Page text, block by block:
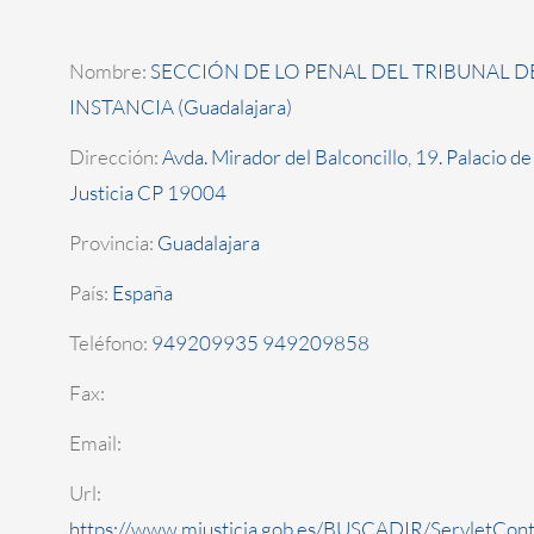
Nombre: SECCIÓN DE LO PENAL DEL TRIBUNAL
INSTANCIA (Guadalajara)
Dirección:Avda. Mirador del Balconcillo, 19. Palacio de
Justicia CP 19004
Provincia: Guadalajara
País: España
Teléfono: 949209935 949209858
Fax:
Email:
Url:
https://www.mjusticia.gob.es/BUSCADIR/